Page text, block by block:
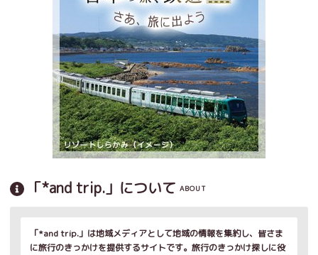
「*and trip.」について ABOUT
「*and trip.」は地域メディアとして地域の情報を集約し、皆さま
に旅行のきっかけを提供するサイトです。旅行のきっかけ探しに役